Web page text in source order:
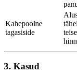
Kahepoolne
tagasiside
3. Kasud